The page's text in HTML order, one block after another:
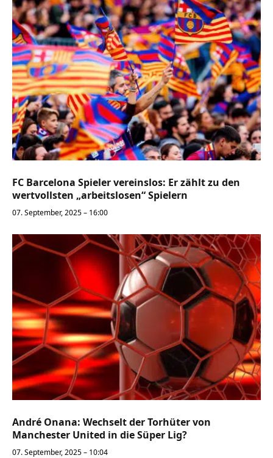
FC Barcelona Spieler vereinslos: Er zählt zu den
wertvollsten „arbeitslosen“ Spielern
07. September, 2025 – 16:00
André Onana: Wechselt der Torhüter von
Manchester United in die Süper Lig?
07. September, 2025 – 10:04